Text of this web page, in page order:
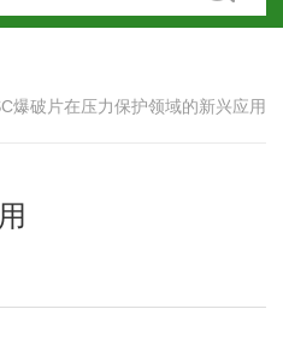
爆破片在压力保护领域的新兴应用